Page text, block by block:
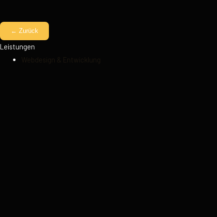
← Zurück
Leistungen
Webdesign & Entwicklung